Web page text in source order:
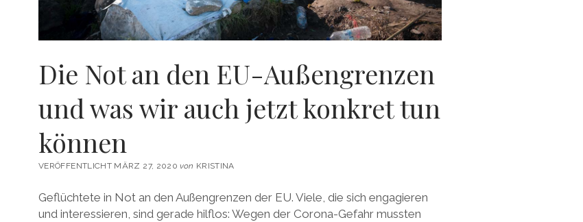
Die Not an den EU-Außengrenzen
und was wir auch jetzt konkret tun
können
VERÖFFENTLICHT MÄRZ 27, 2020von KRISTINA
Geflüchtete in Not an den Außengrenzen der EU. Viele, die sich engagieren
und interessieren, sind gerade hilflos: Wegen der Corona-Gefahr mussten